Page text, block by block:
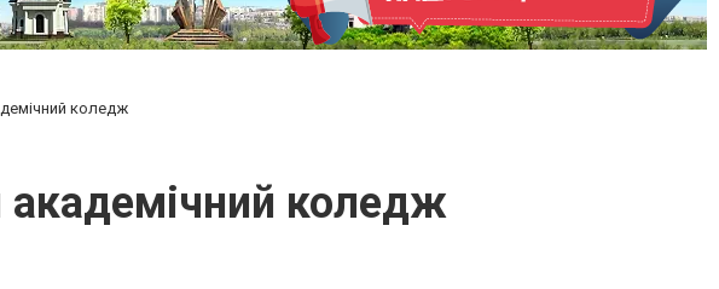
коледж
академічний коледж